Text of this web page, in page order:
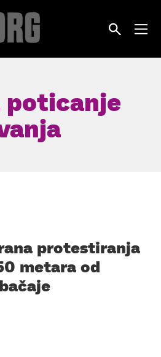
poticanje
protestiranja
metara od